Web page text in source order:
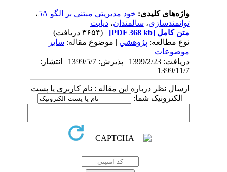
واژه‌های کلیدی:خود مدیریتی مبتنی بر الگو 5A
،
توانمندسازی،سالمندان ،دیابت
متن کامل[PDF 368 kb]
نوع مطالعه:پژوهشي| موضوع مقاله:سایر
موضوعات
دریافت: 1399/2/23 | پذیرش: 1399/5/7 | انتشار:
1399/11/7
ارسال نظر درباره این مقاله : نام کاربری یا پست
الکترونیک شما: